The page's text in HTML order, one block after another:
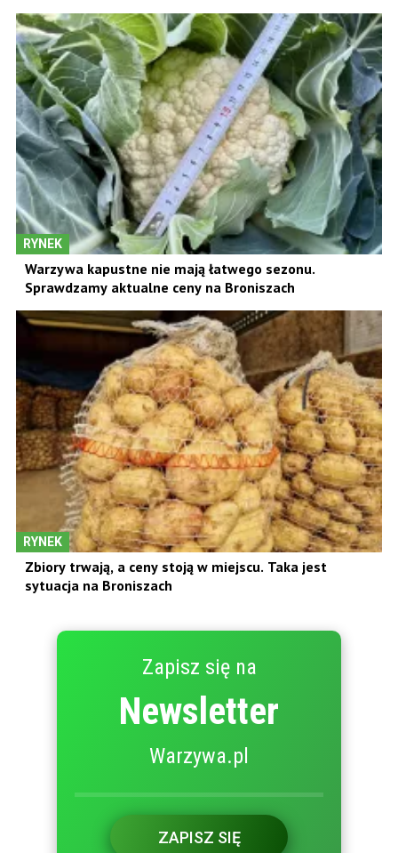
RYNEK
Warzywa kapustne nie mają łatwego sezonu.
Sprawdzamy aktualne ceny na Broniszach
RYNEK
Zbiory trwają, a ceny stoją w miejscu. Taka jest
sytuacja na Broniszach
Zapisz się na
Newsletter
Warzywa.pl
ZAPISZ SIĘ